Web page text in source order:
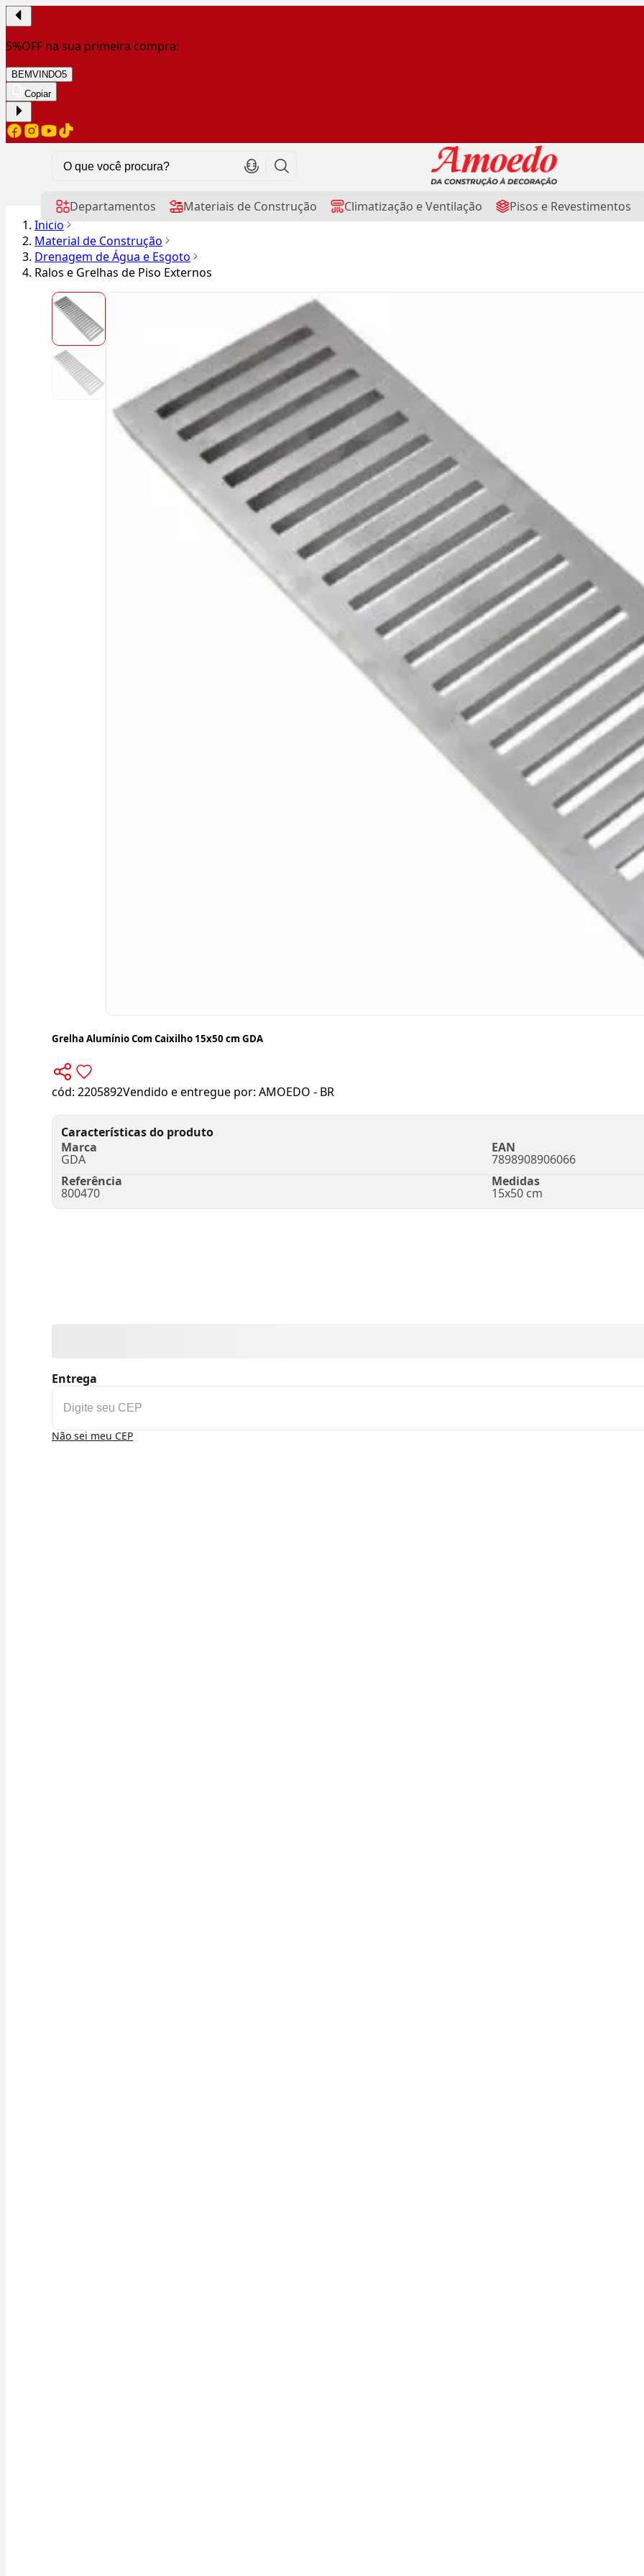
5%OFF na sua primeira compra:
BEMVINDO5
Copiar
Departamentos Materiais de Construção Climatização e Ventilação Pisos e Revestimentos
Início
Material de Construção
Drenagem de Água e Esgoto
Ralos e Grelhas de Piso Externos
Grelha Alumínio Com Caixilho 15x50 cm GDA
cód: 2205892Vendido e entregue por: AMOEDO - BR
Características do produto
Marca
GDA
EAN
7898908906066
Referência
800470
Medidas
15x50 cm
Entrega
Não sei meu CEP